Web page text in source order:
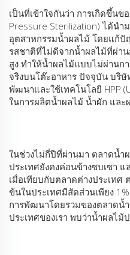
เป็นที่เข้าใจกันว่า การเกิดขึ้นข
Pressure Sterilization) ได้นำ
อุตสาหกรรมน้ำผลไม้ โดยแก้ปั
รสชาติที่ไม่ดีจากน้ำผลไม้ที่ผ่า
สูง ทำให้น้ำผลไม้แบบไม่ผ่านก
จริงบนโต๊ะอาหาร ปัจจุบัน บริ
พัฒนาและใช้เทคโนโลยี HPP
ในการผลิตน้ำผลไม้ น้ำผัก แล
ในช่วงไม่กี่ปีที่ผ่านมา ตลาดน้ำ
ประเทศยังคงค่อนข้างซบเซา
เมื่อเทียบกับตลาดต่างประเทศ
ข้นในประเทศมีสัดส่วนเพียง
การพัฒนาโดยรวมของตลาดน้
ประเทศของเรา พบว่าน้ำผลไม้